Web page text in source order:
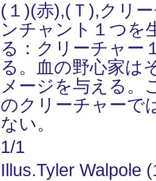
(１)(赤),(Ｔ),クリ
ンチャント１つを
る：クリーチャー
る。血の野心家は
メージを与える。
のクリーチャーで
ない。
1/1
Illus.Tyler Walpole